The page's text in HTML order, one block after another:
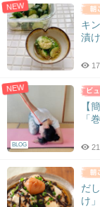
NEW
キ
漬
NEW
BLOG
【
「
だ
け」